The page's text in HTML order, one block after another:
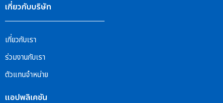
เกี่ยวกับบริษัท
เกี่ยวกับเรา
ร่วมงานกับเรา
ตัวแทนจำหน่าย
แอปพลิเคชัน